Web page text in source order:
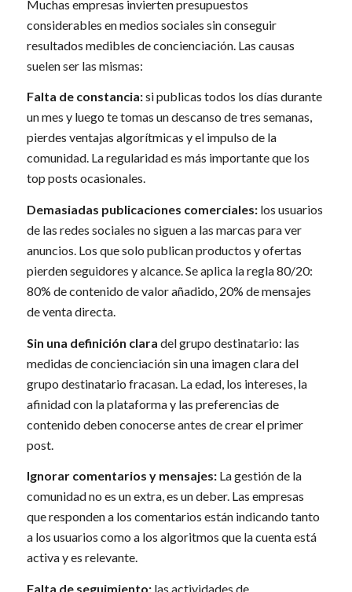
Muchas empresas invierten presupuestos
considerables en medios sociales sin conseguir
resultados medibles de concienciación. Las causas
suelen ser las mismas:
Falta de constancia:si publicas todos los días durante
un mes y luego te tomas un descanso de tres semanas,
pierdes ventajas algorítmicas y el impulso de la
comunidad. La regularidad es más importante que los
top posts ocasionales.
Demasiadas publicaciones comerciales:los usuarios
de las redes sociales no siguen a las marcas para ver
anuncios. Los que solo publican productos y ofertas
pierden seguidores y alcance. Se aplica la regla 80/20:
80% de contenido de valor añadido, 20% de mensajes
de venta directa.
Sin una definición clara del grupo destinatario: las
medidas de concienciación sin una imagen clara del
grupo destinatario fracasan. La edad, los intereses, la
afinidad con la plataforma y las preferencias de
contenido deben conocerse antes de crear el primer
post.
Ignorar comentarios y mensajes:La gestión de la
comunidad no es un extra, es un deber. Las empresas
que responden a los comentarios están indicando tanto
a los usuarios como a los algoritmos que la cuenta está
activa y es relevante.
Falta de seguimiento:las actividades de